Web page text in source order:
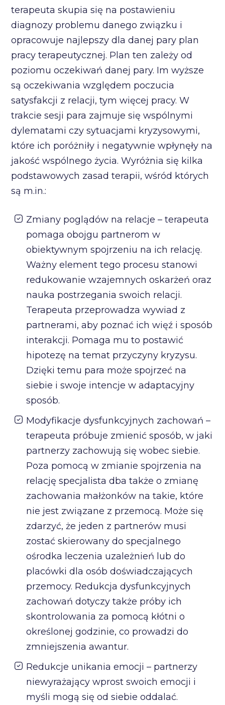
terapeuta skupia się na postawieniu
diagnozy problemu danego związku i
opracowuje najlepszy dla danej pary plan
pracy terapeutycznej. Plan ten zależy od
poziomu oczekiwań danej pary. Im wyższe
są oczekiwania względem poczucia
satysfakcji z relacji, tym więcej pracy. W
trakcie sesji para zajmuje się wspólnymi
dylematami czy sytuacjami kryzysowymi,
które ich poróżniły i negatywnie wpłynęły na
jakość wspólnego życia. Wyróżnia się kilka
podstawowych zasad terapii, wśród których
są m.in.:
Zmiany poglądów na relacje – terapeuta
pomaga obojgu partnerom w
obiektywnym spojrzeniu na ich relację.
Ważny element tego procesu stanowi
redukowanie wzajemnych oskarżeń oraz
nauka postrzegania swoich relacji.
Terapeuta przeprowadza wywiad z
partnerami, aby poznać ich więź i sposób
interakcji. Pomaga mu to postawić
hipotezę na temat przyczyny kryzysu.
Dzięki temu para może spojrzeć na
siebie i swoje intencje w adaptacyjny
sposób.
Modyfikacje dysfunkcyjnych zachowań –
terapeuta próbuje zmienić sposób, w jaki
partnerzy zachowują się wobec siebie.
Poza pomocą w zmianie spojrzenia na
relację specjalista dba także o zmianę
zachowania małżonków na takie, które
nie jest związane z przemocą. Może się
zdarzyć, że jeden z partnerów musi
zostać skierowany do specjalnego
ośrodka leczenia uzależnień lub do
placówki dla osób doświadczających
przemocy. Redukcja dysfunkcyjnych
zachowań dotyczy także próby ich
skontrolowania za pomocą kłótni o
określonej godzinie, co prowadzi do
zmniejszenia awantur.
Redukcje unikania emocji – partnerzy
niewyrażający wprost swoich emocji i
myśli mogą się od siebie oddalać.